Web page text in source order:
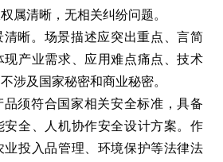
属清晰，无相关纠纷问题。
清晰。场景描述应突出重点、言简
现产业需求、应用难点痛点、技术
涉及国家秘密和商业秘密。
品须符合国家相关安全标准，具备
安全、人机协作安全设计方案。作
业投入品管理、环境保护等法律法